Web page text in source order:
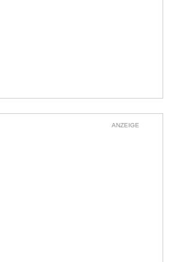
ANZEIGE